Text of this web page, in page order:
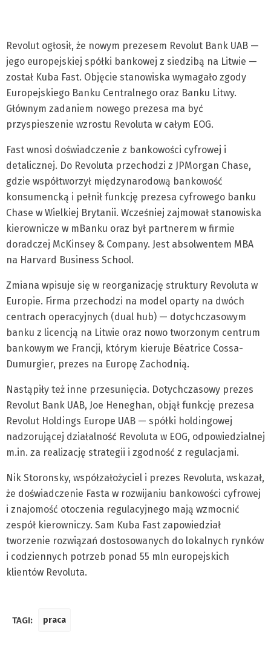
Revolut ogłosił, że nowym prezesem Revolut Bank UAB —
jego europejskiej spółki bankowej z siedzibą na Litwie —
został Kuba Fast. Objęcie stanowiska wymagało zgody
Europejskiego Banku Centralnego oraz Banku Litwy.
Głównym zadaniem nowego prezesa ma być
przyspieszenie wzrostu Revoluta w całym EOG.
Fast wnosi doświadczenie z bankowości cyfrowej i
detalicznej. Do Revoluta przechodzi z JPMorgan Chase,
gdzie współtworzył międzynarodową bankowość
konsumencką i pełnił funkcję prezesa cyfrowego banku
Chase w Wielkiej Brytanii. Wcześniej zajmował stanowiska
kierownicze w mBanku oraz był partnerem w firmie
doradczej McKinsey & Company. Jest absolwentem MBA
na Harvard Business School.
Zmiana wpisuje się w reorganizację struktury Revoluta w
Europie. Firma przechodzi na model oparty na dwóch
centrach operacyjnych (dual hub) — dotychczasowym
banku z licencją na Litwie oraz nowo tworzonym centrum
bankowym we Francji, którym kieruje Béatrice Cossa-
Dumurgier, prezes na Europę Zachodnią.
Nastąpiły też inne przesunięcia. Dotychczasowy prezes
Revolut Bank UAB, Joe Heneghan, objął funkcję prezesa
Revolut Holdings Europe UAB — spółki holdingowej
nadzorującej działalność Revoluta w EOG, odpowiedzialnej
m.in. za realizację strategii i zgodność z regulacjami.
Nik Storonsky, współzałożyciel i prezes Revoluta, wskazał,
że doświadczenie Fasta w rozwijaniu bankowości cyfrowej
i znajomość otoczenia regulacyjnego mają wzmocnić
zespół kierowniczy. Sam Kuba Fast zapowiedział
tworzenie rozwiązań dostosowanych do lokalnych rynków
i codziennych potrzeb ponad 55 mln europejskich
klientów Revoluta.
TAGI: praca